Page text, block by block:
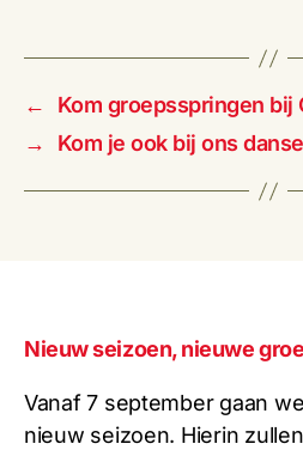
←
Kom groepsspringen bij
→
Kom je ook bij ons
Nieuw seizoen, nieuwe
Vanaf 7 september gaan
nieuw seizoen. Hierin